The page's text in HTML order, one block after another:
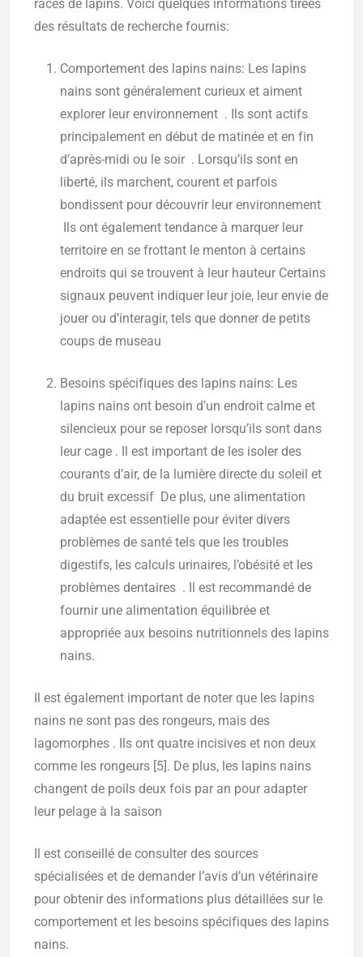
races de lapins. Voici quelques informations tirées
des résultats de recherche fournis:
Comportement des lapins nains: Les lapins
nains sont généralement curieux et aiment
explorer leur environnement . Ils sont actifs
principalement en début de matinée et en fin
d’après-midi ou le soir . Lorsqu’ils sont en
liberté, ils marchent, courent et parfois
bondissent pour découvrir leur environnement
Ils ont également tendance à marquer leur
territoire en se frottant le menton à certains
endroits qui se trouvent à leur hauteur Certains
signaux peuvent indiquer leur joie, leur envie de
jouer ou d’interagir, tels que donner de petits
coups de museau
Besoins spécifiques des lapins nains: Les
lapins nains ont besoin d’un endroit calme et
silencieux pour se reposer lorsqu’ils sont dans
leur cage . Il est important de les isoler des
courants d’air, de la lumière directe du soleil et
du bruit excessif De plus, une alimentation
adaptée est essentielle pour éviter divers
problèmes de santé tels que les troubles
digestifs, les calculs urinaires, l’obésité et les
problèmes dentaires . Il est recommandé de
fournir une alimentation équilibrée et
appropriée aux besoins nutritionnels des lapins
nains.
Il est également important de noter que les lapins
nains ne sont pas des rongeurs, mais des
lagomorphes . Ils ont quatre incisives et non deux
comme les rongeurs [5]. De plus, les lapins nains
changent de poils deux fois par an pour adapter
leur pelage à la saison
Il est conseillé de consulter des sources
spécialisées et de demander l’avis d’un vétérinaire
pour obtenir des informations plus détaillées sur le
comportement et les besoins spécifiques des lapins
nains.